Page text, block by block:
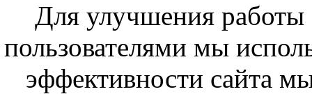
Для улучшения работы
пользователями мы
эффективности сайта